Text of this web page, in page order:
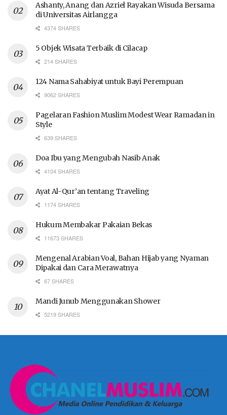
Ashanty, Anang dan Azriel Rayakan Wisuda Bersama
di Universitas Airlangga
4374 SHARES
5 Objek Wisata Terbaik di Cilacap
214 SHARES
124 Nama Sahabiyat untuk Bayi Perempuan
9062 SHARES
Pagelaran Fashion Muslim Modest Wear Ramadan in
Style
639 SHARES
Doa Ibu yang Mengubah Nasib Anak
4104 SHARES
Ayat Al-Qur’an tentang Traveling
1174 SHARES
Hukum Membakar Pakaian Bekas
11673 SHARES
Mengenal Arabian Voal, Bahan Hijab yang Nyaman
Dipakai dan Cara Merawatnya
67 SHARES
Mandi Junub Menggunakan Shower
5219 SHARES